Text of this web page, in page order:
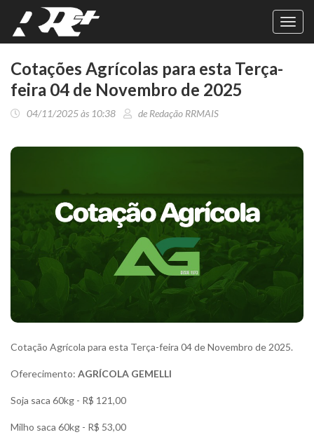
Cotações Agrícolas para esta Terça-
feira 04 de Novembro de 2025
04/11/2025 às 10:38 de Redação RRMAIS
Cotação Agrícola para esta Terça-feira 04 de Novembro de 2025.
Oferecimento: AGRÍCOLA GEMELLI
Soja saca 60kg - R$ 121,00
Milho saca 60kg - R$ 53,00